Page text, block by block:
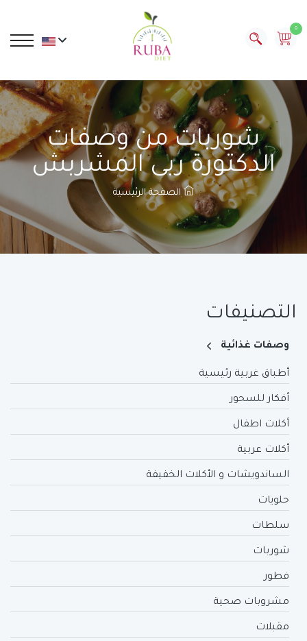
0
شوربات من وصفات
الدكتورة ربى المشربش
الصفحة الرئيسية
التصنيفات
وصفات غذائية
أطباق غربية رئيسية
أفكار للسحور
أكلات اطفال
أكلات عربية
الساندويشات و الأكلات الخفيفة
حلويات
سلطات
شوربات
فطور
مشروبات صحية
مقبلات